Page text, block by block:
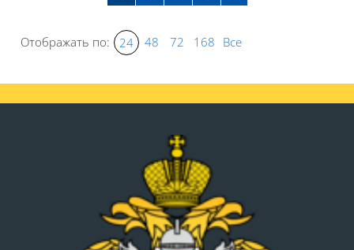
Отображать по: 24 48 72 168 Все